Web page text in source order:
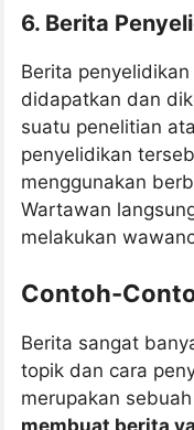
6. Berita
Berita
didapatkan dan
suatu penelitian
penyelidikan
menggunakan
Wartawan
melakukan
Contoh-
Berita sangat
topik dan cara
merupakan sebuah
membuat berita